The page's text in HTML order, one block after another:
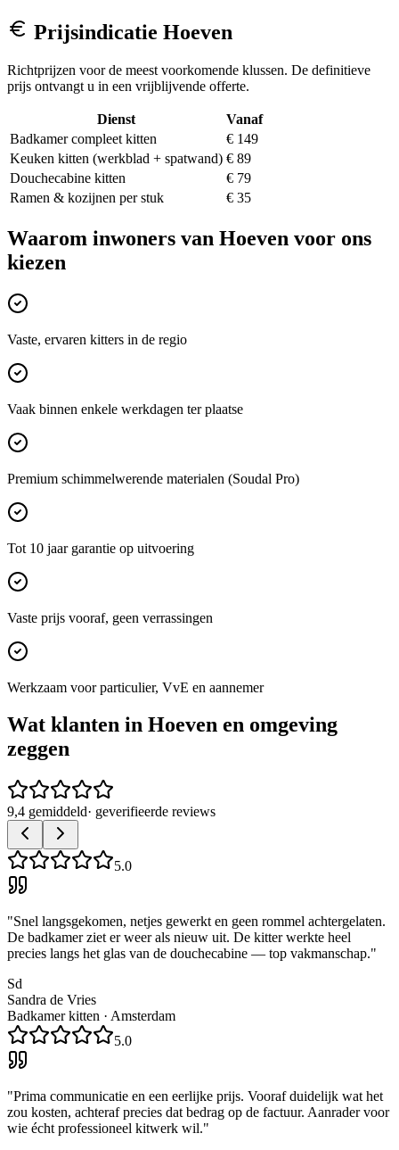
Prijsindicatie Hoeven
Richtprijzen voor de meest voorkomende klussen. De definitieve
prijs ontvangt u in een vrijblijvende offerte.
Dienst
Vanaf
Badkamer compleet kitten
€ 149
Keuken kitten (werkblad + spatwand) € 89
Douchecabine kitten
€ 79
Ramen & kozijnen per stuk
€ 35
Waarom inwoners van Hoeven voor ons
kiezen
Vaste, ervaren kitters in de regio
Vaak binnen enkele werkdagen ter plaatse
Premium schimmelwerende materialen (Soudal Pro)
Tot 10 jaar garantie op uitvoering
Vaste prijs vooraf, geen verrassingen
Werkzaam voor particulier, VvE en aannemer
Wat klanten in Hoeven en omgeving
zeggen
9,4 gemiddeld· geverifieerde reviews
5.0
"Snel langsgekomen, netjes gewerkt en geen rommel achtergelaten.
De badkamer ziet er weer als nieuw uit. De kitter werkte heel
precies langs het glas van de douchecabine — top vakmanschap."
Sd
Sandra de Vries
Badkamer kitten · Amsterdam
5.0
"Prima communicatie en een eerlijke prijs. Vooraf duidelijk wat het
zou kosten, achteraf precies dat bedrag op de factuur. Aanrader voor
wie écht professioneel kitwerk wil."